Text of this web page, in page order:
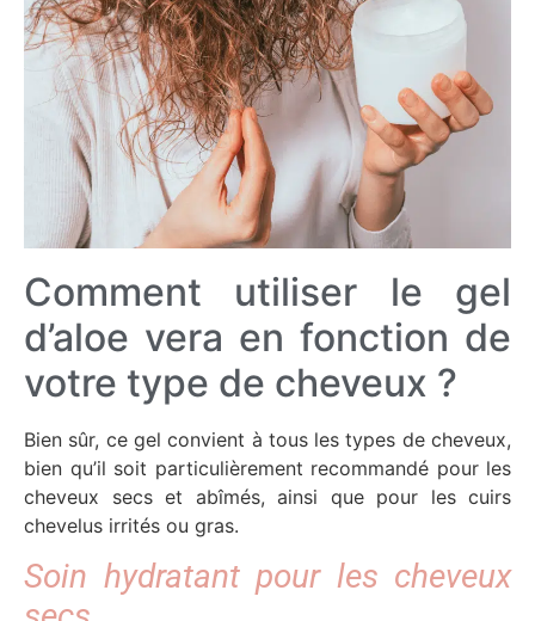
Comment utiliser le gel
d’aloe vera en fonction de
votre type de cheveux ?
Bien sûr, ce gel convient à tous les types de cheveux,
bien qu’il soit particulièrement recommandé pour les
cheveux secs et abîmés, ainsi que pour les cuirs
chevelus irrités ou gras.
Soin hydratant pour les cheveux